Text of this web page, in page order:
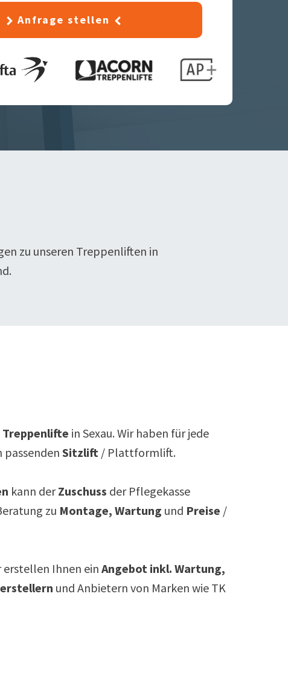
Anfrage stellen
zu unseren Treppenliften in
in Sexau. Wir haben für jede
passenden Sitzlift / Plattformlift.
kann derZuschuss der Pflegekasse
zu Montage, Wartung und Preise /
Ihnen ein Angebot inkl. Wartung,
und Anbietern von Marken wie TK